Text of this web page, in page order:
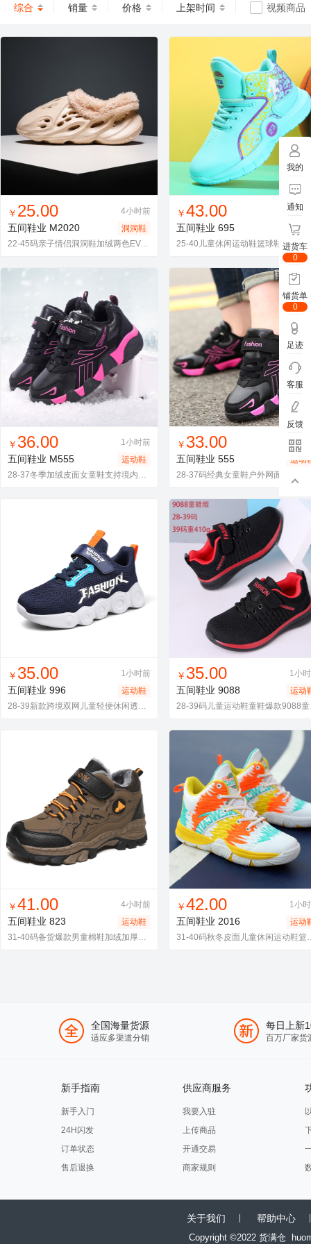
综合 销量 价格 上架时间 视频商品
找同款 加入进货车 收藏
￥ 25.00 4小时前
五间鞋业 M2020
洞洞鞋
22-45码亲子情侣洞洞鞋加绒两色EVA跨境轻便境内外代发
找同款 加入进货车 收藏
￥43.00 1小
五间鞋业 695
运动
25-40儿童休闲运
找同款 加入进货车 收藏
￥ 36.00 1小时前
五间鞋业 M555
运动鞋
28-37冬季加绒皮面女童鞋支持境内外代发
找同款 加入进货车
￥ 33.00 1小
五间鞋业 555
运动
找同款 加入进货车 收藏
￥ 35.00 1小时前
五间鞋业 996
运动鞋
28-39新款跨境双网儿童轻便休闲透气运动鞋跑步鞋境内外代发
找同款 加入进货车 收藏
￥ 35.00 1小
五间鞋业 9088
运动
28-
找同款 加入进货车 收藏
￥41.00 4小时前
五间鞋业 823
运动鞋
31-40码备货爆款男童棉鞋加绒加厚保暖鞋中大童钢爪支持代发
找同款 加入进货车 收藏
￥42.00 1小
五间鞋业 2016
运动
31-40码秋冬
全国海量货源
适应多渠道分销
每日上新
百万厂家货
新手指南
新手入门
24H闪发
订单状态
售后退换
供应商服务
我要入驻
上传商品
开通交易
商家规则
关于我们 帮助中心
Copyright ©2022 货满仓
我的
通知
进货车
0
铺货单
0
足迹
客服
反馈